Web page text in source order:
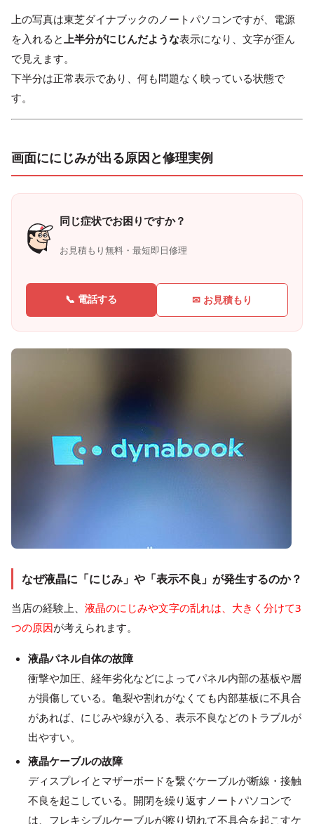
上の写真は東芝ダイナブックのノートパソコンですが、電源
を入れると 上半分がにじんだような表示になり、文字が歪ん
で見えます。
下半分は正常表示であり、何も問題なく映っている状態で
す。
画面ににじみが出る原因と修理実例
同じ症状でお困りですか？
お見積もり無料・最短即日修理
📞 電話する ✉ お見積もり
なぜ液晶に「にじみ」や「表示不良」が発生するのか？
当店の経験上、 液晶のにじみや文字の乱れは、大きく分けて3
つの原因が考えられます。
液晶パネル自体の故障
衝撃や加圧、経年劣化などによってパネル内部の基板や層
が損傷している。亀裂や割れがなくても内部基板に不具合
があれば、にじみや線が入る、表示不良などのトラブルが
出やすい。
液晶ケーブルの故障
ディスプレイとマザーボードを繋ぐケーブルが断線・接触
不良を起こしている。開閉を繰り返すノートパソコンで
は、フレキシブルケーブルが擦り切れて不具合を起こすケ